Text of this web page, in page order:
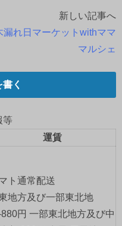
新しい記事へ
漏れ日マーケットwithママ
マルシェ
く
等
運賃
ト通常配送
地方及び一部東北地
円 一部東北地方及び中